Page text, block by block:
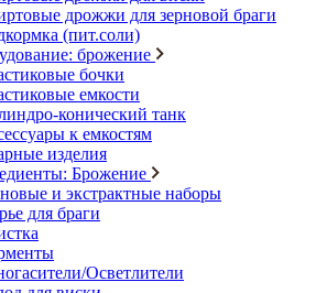
дрожжи для зерновой браги
(пит.соли)
брожение
бочки
емкости
конический танк
к емкостям
изделия
Брожение
и экстрактные наборы
для браги
Осветлители